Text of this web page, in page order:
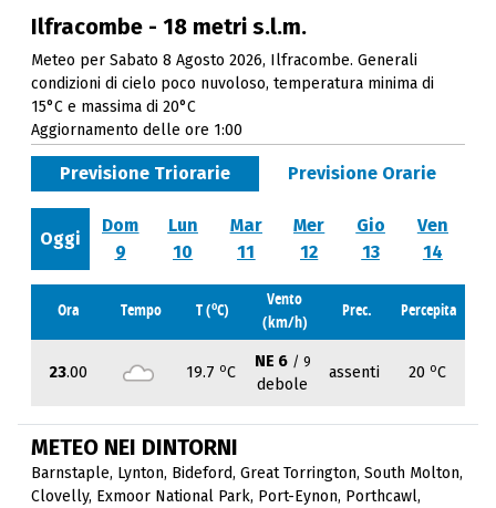
Ilfracombe - 18 metri s.l.m.
Meteo per Sabato 8 Agosto 2026, Ilfracombe. Generali
condizioni di cielo poco nuvoloso, temperatura minima di
15°C e massima di 20°C
Aggiornamento delle ore 1:00
Previsione Triorarie Previsione Orarie
Oggi
Dom
9
Lun
10
Mar
11
Mer
12
Gio
13
Ven
14
Ora Tempo T (oC)
Vento
(km/h)
Prec. Percepita
23.00 19.7 oC
NE 6 / 9
debole
assenti 20 oC
METEO NEI DINTORNI
Barnstaple, Lynton, Bideford, Great Torrington, South Molton,
Clovelly, Exmoor National Park, Port-Eynon, Porthcawl,